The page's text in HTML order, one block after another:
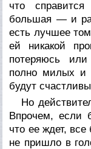
что
большая — и
есть лучшее
ей никакой
потеряюсь
полно милых и
будут
Но
Впрочем, если
что ее ждет,
не пришло в